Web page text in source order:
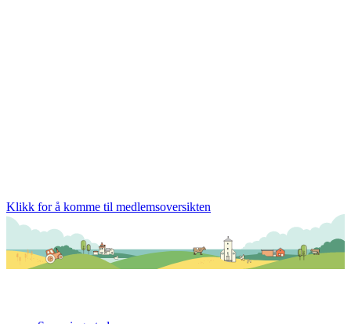
Klikk for å komme til medlemsoversikten